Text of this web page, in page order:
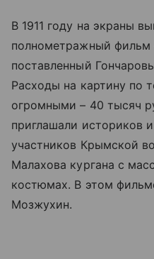
В 1911 году на экраны
полнометражный фильм
поставленный
Расходы на картину по
огромными – 40 тысяч
приглашали историков
участников Крымской
Малахова кургана с
костюмах. В этом
Мозжухин.